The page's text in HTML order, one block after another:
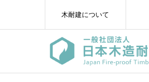
木耐建について